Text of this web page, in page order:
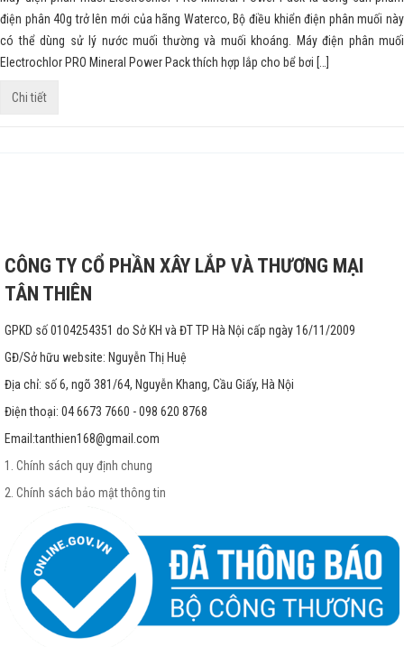
điện phân 40g trở lên mới của hãng Waterco, Bộ điều khiển điện phân muối này
có thể dùng sử lý nước muối thường và muối khoáng. Máy điện phân muối
Electrochlor PRO Mineral Power Pack thích hợp lắp cho bể bơi […]
Chi tiết
CÔNG TY CỔ PHẦN XÂY LẮP VÀ THƯƠNG MẠI
TÂN THIÊN
GPKD số 0104254351 do Sở KH và ĐT TP Hà Nội cấp ngày 16/11/2009
GĐ/Sở hữu website: Nguyễn Thị Huệ
Địa chỉ: số 6, ngõ 381/64, Nguyễn Khang, Cầu Giấy, Hà Nội
Điện thoại: 04 6673 7660 - 098 620 8768
Email:tanthien168@gmail.com
1. Chính sách quy định chung
2. Chính sách bảo mật thông tin